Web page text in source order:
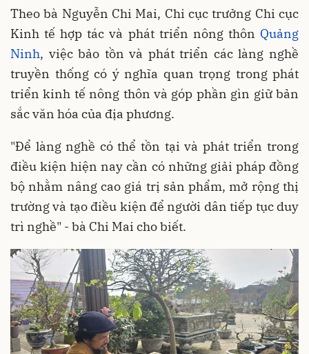
Theo bà Nguyễn Chi Mai, Chi cục trưởng Chi cục
Kinh tế hợp tác và phát triển nông thôn Quảng
Ninh, việc bảo tồn và phát triển các làng nghề
truyền thống có ý nghĩa quan trọng trong phát
triển kinh tế nông thôn và góp phần gìn giữ bản
sắc văn hóa của địa phương.
"Để làng nghề có thể tồn tại và phát triển trong
điều kiện hiện nay cần có những giải pháp đồng
bộ nhằm nâng cao giá trị sản phẩm, mở rộng thị
trường và tạo điều kiện để người dân tiếp tục duy
trì nghề" - bà Chi Mai cho biết.